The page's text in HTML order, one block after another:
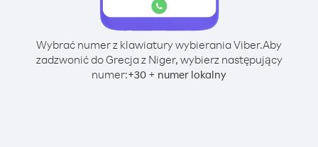
Wybrać numer z klawiatury wybierania Viber.Aby
zadzwonić do Grecja z Niger, wybierz następujący
numer:+30 + numer lokalny